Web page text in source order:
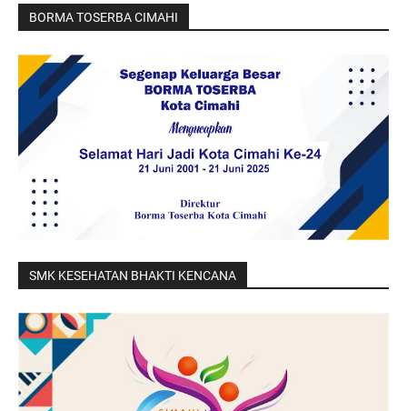
BORMA TOSERBA CIMAHI
SMK KESEHATAN BHAKTI KENCANA